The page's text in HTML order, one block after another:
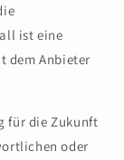
ist eine
dem Anbieter
für die Zukunft
oder